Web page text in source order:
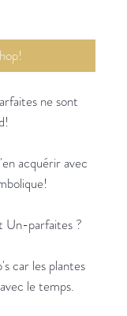
ne sont
acquérir avec
Un-parfaites ?
car les plantes
le temps.